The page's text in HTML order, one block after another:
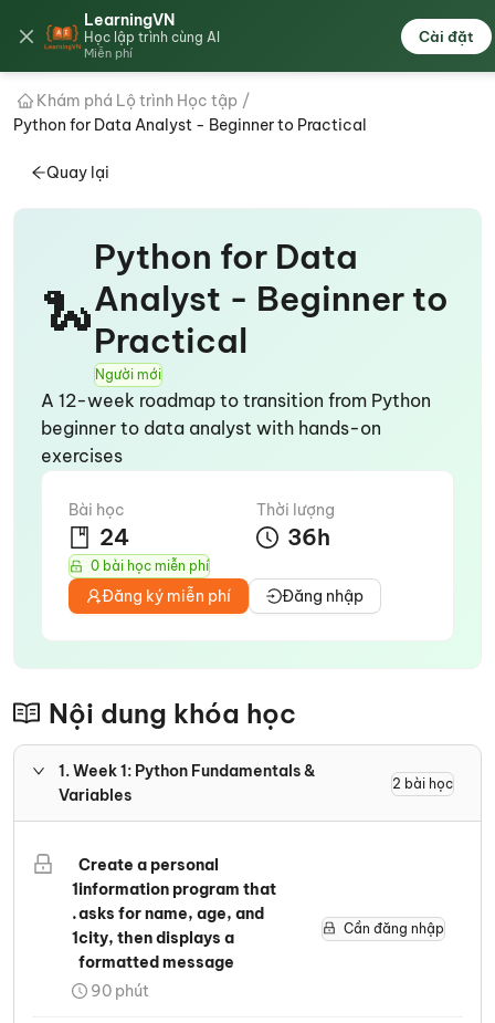
LearningVN
Học lập trình cùng AI
Miễn phí
Cài đặt
🇻🇳
Khám phá Lộ trình Học tập /
Python for Data Analyst - Beginner to Practical
Quay lại
🐍
Python for Data
Analyst - Beginner to
Practical
Người mới
A 12-week roadmap to transition from Python
beginner to data analyst with hands-on
exercises
Bài học
24
Thời lượng
36h
0 bài học miễn phí
Đăng ký miễn phí Đăng nhập
Nội dung khóa học
1.Week 1: Python Fundamentals &
Variables
2 bài học
1
.
1
Create a personal
information program that
asks for name, age, and
city, then displays a
formatted message
90 phút
Cần đăng nhập